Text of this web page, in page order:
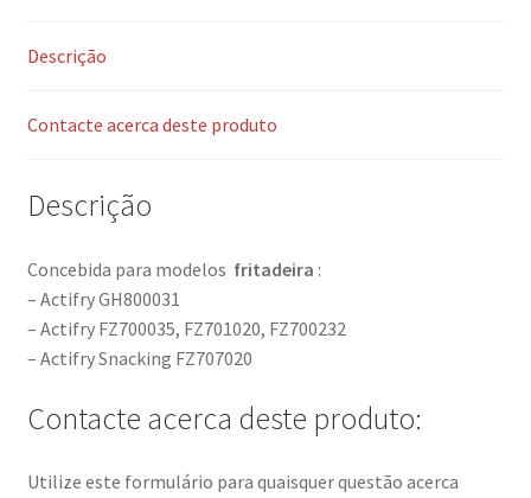
Descrição
Contacte acerca deste produto
Descrição
Concebida para modelos fritadeira :
– Actifry GH800031
– Actifry FZ700035, FZ701020, FZ700232
– Actifry Snacking FZ707020
Contacte acerca deste produto:
Utilize este formulário para quaisquer questão acerca